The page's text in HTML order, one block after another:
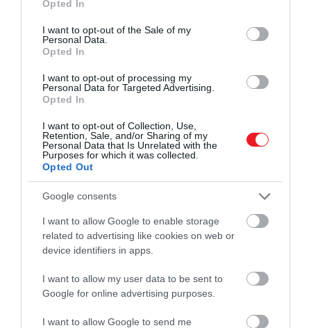
use your data for below specified purposes in below Google
consent section.
Opted In
I want to opt-out of the Sale of my
Personal Data.
Opted In
I want to opt-out of processing my
Personal Data for Targeted Advertising.
Opted In
I want to opt-out of Collection, Use,
Retention, Sale, and/or Sharing of my
Personal Data that Is Unrelated with the
Purposes for which it was collected.
Opted Out
Google consents
I want to allow Google to enable storage
related to advertising like cookies on web or
device identifiers in apps.
I want to allow my user data to be sent to
Google for online advertising purposes.
I want to allow Google to send me
Phobos
Hamarosan azonban választ kaphatunk – vagy
Ügynökség (JAXA) 2026-ban induló missziójával,
amelynek célja, hogy három évnyi megfigyelés után
mintákat küldjön vissza a Földre a Phobosról.
A küldetés előtt azonban francia és német kutatók
rábukkantak az Európai Űrügynökség (ESA) Mars
Express űrszondája által a Phobosról készített,
korábban nem publikált fotókra, és megállapították,
felelnek meg –számolt beaz IFLScience.